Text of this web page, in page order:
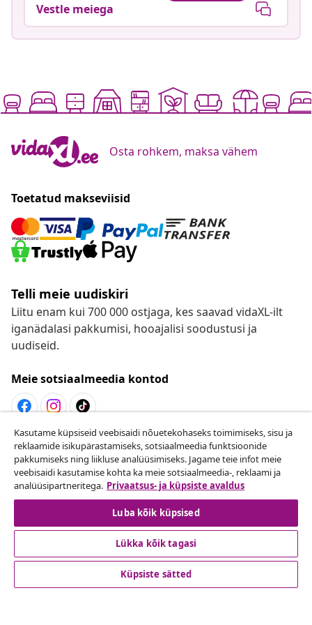
Vestle meiega
Osta rohkem, maksa vähem
Toetatud makseviisid
Telli meie uudiskiri
Liitu enam kui 700 000 ostjaga, kes saavad vidaXL-ilt
iganädalasi pakkumisi, hooajalisi soodustusi ja
uudiseid.
Meie sotsiaalmeedia kontod
Lepingust taganemine
Esita oma tellimuse kohta tagastamissoov.
Lepingust taganemine
Klienditeenindus
Kasutame küpsiseid veebisaidi nõuetekohaseks toimimiseks, sisu ja
reklaamide isikupärastamiseks, sotsiaalmeedia funktsioonide
pakkumiseks ning liikluse analüüsimiseks. Jagame teie infot meie
veebisaidi kasutamise kohta ka meie sotsiaalmeedia-, reklaami ja
analüüsipartneritega. Privaatsus- ja küpsiste avaldus
Luba kõik küpsised
Lükka kõik tagasi
Küpsiste sätted